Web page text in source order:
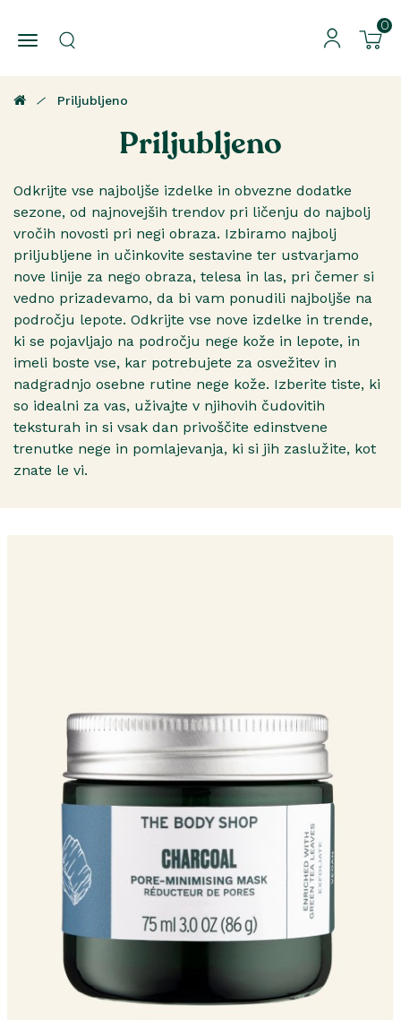
0
Priljubljeno
Priljubljeno
Odkrijte vse najboljše izdelke in obvezne dodatke
sezone, od najnovejših trendov pri ličenju do najbolj
vročih novosti pri negi obraza. Izbiramo najbolj
priljubljene in učinkovite sestavine ter ustvarjamo
nove linije za nego obraza, telesa in las, pri čemer si
vedno prizadevamo, da bi vam ponudili najboljše na
področju lepote. Odkrijte vse nove izdelke in trende,
ki se pojavljajo na področju nege kože in lepote, in
imeli boste vse, kar potrebujete za osvežitev in
nadgradnjo osebne rutine nege kože. Izberite tiste, ki
so idealni za vas, uživajte v njihovih čudovitih
teksturah in si vsak dan privoščite edinstvene
trenutke nege in pomlajevanja, ki si jih zaslužite, kot
znate le vi.